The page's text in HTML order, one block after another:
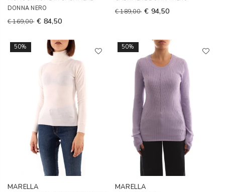
DONNA NERO
€ 169,00 € 84,50
€ 189,00 € 94,50
50%
MARELLA
50%
MARELLA